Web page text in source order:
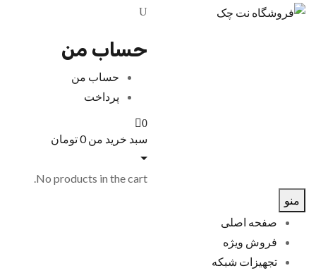
حساب من
حساب من
پرداخت
0
سبد خرید من0تومان
No products in the cart.
منو
صفحه اصلی
فروش ویژه
تجهیزات شبکه